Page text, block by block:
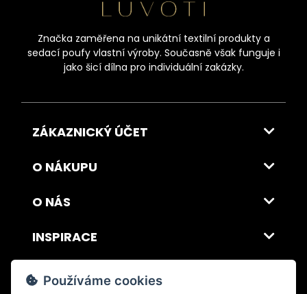
Značka zaměřena na unikátní textilní produkty a
sedací poufy vlastní výroby. Současně však funguje i
jako šicí dílna pro individuální zakázky.
ZÁKAZNICKÝ ÚČET
O NÁKUPU
O NÁS
INSPIRACE
DOPRAVA A PLATBA
Používáme cookies